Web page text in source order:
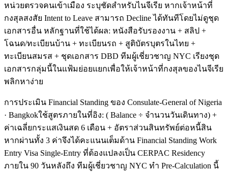
หน่วยตรวจคนเข้าเมือง ระบุชัดสำหรับไนจีเรีย หากเจ้าหน้าที่
กงสุลสงสัย Intent to Leave สามารถ Decline ได้ทันทีโดยไม่ดูชุด
เอกสารอื่น หลักฐานที่ใช้ได้ผล: หนังสือรับรองงาน + สลิป +
โฉนด/ทะเบียนบ้าน + ทะเบียนรถ + สูติบัตรบุตรในไทย +
ทะเบียนสมรส + ชุดเอกสาร DBD ทีมผู้เชี่ยวชาญ NYC เรียงชุด
เอกสารกลุ่มนี้ในแฟ้มย่อยแยกเพื่อให้เจ้าหน้าที่กงสุลของไนจีเรีย
พลิกหาง่าย
การประเมิน Financial Standing ของ Consulate-General of Nigeria
· Bangkokใช้สูตรภายในที่อิง: ( Balance ÷ จำนวนวันเดินทาง) +
ค่าเฉลี่ยกระแสเงินสด 6 เดือน + อัตราส่วนสินทรัพย์ต่อหนี้สิน
หากผ่านทั้ง 3 ค่าจึงได้คะแนนเต็มด้าน Financial Standing Work
Entry Visa Single-Entry ที่ต้องแปลงเป็น CERPAC Residency
ภายใน 90 วันหลังถึง ทีมผู้เชี่ยวชาญ NYC ทำ Pre-Calculation นี้